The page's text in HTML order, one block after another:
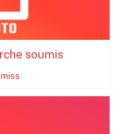
soumis